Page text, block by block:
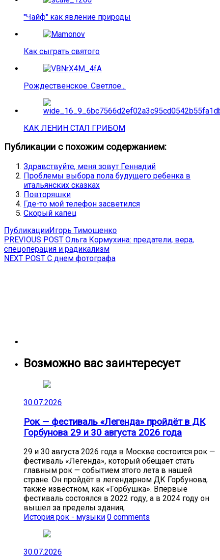
"Чайф" как явление природы
Как сыграть святого
Рождественское. Светлое...
КАК ЛЕНИН СТАЛ ГРИБОМ
Публикации с похожим содержанием:
Здравствуйте, меня зовут Геннадий
Проблемы выбора пола будущего ребенка в
итальянских сказках
Повторяшки
Где-то мой телефон засветился
Скорый капец
ПубликацииИгорь Тимошенко
Навигация
по
PREVIOUS POST Previous
post:
Ольга Кормухина: предатели, вера,
спецоперация и радикализм
NEXT POST Next
С днем фотографа
Возможно вас заинтересует
30.07.2026
Рок — фестиваль «Легенда» пройдёт в ДК
Горбунова 29 и 30 августа 2026 года
29 и 30 августа 2026 года в Москве состоится рок —
фестиваль «Легенда», который обещает стать
главным рок — событием этого лета в нашей
стране. Он пройдёт в легендарном ДК Горбунова,
также известном, как «Горбушка». Впервые
фестиваль состоялся в 2022 году, а в 2024 году он
вышел за пределы здания,
История рок - музыки 0 comments
30.07.2026